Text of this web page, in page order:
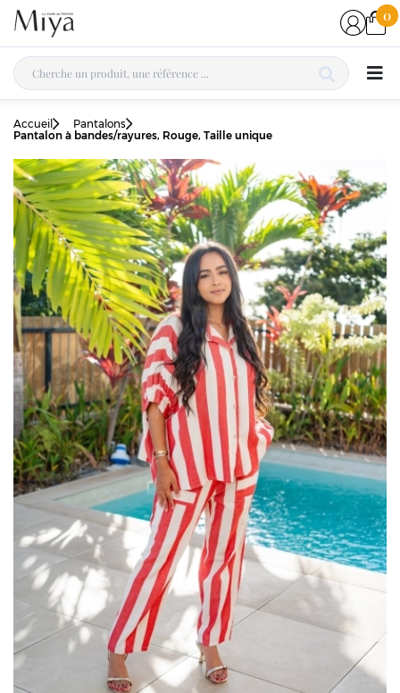
0
Accueil
Pantalons
Pantalon à bandes/rayures, Rouge, Taille unique